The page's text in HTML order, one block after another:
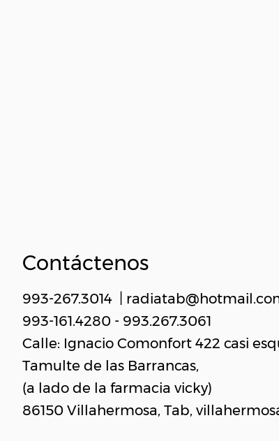
Contáctenos
993-267.3014 |
993-161.4280 - 993.267.3061
Calle: Ignacio Comonfort 422 casi
Tamulte de las Barrancas,
(a lado de la farmacia vicky)
86150 Villahermosa, Tab,